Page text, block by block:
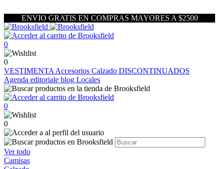
ENVIO GRATIS EN COMPRAS MAYORES A $2500
0
0
VESTIMENTA Accesorios Calzado DISCONTINUADOS
Agenda editoriale blog Locales
0
0
Ver todo
Camisas